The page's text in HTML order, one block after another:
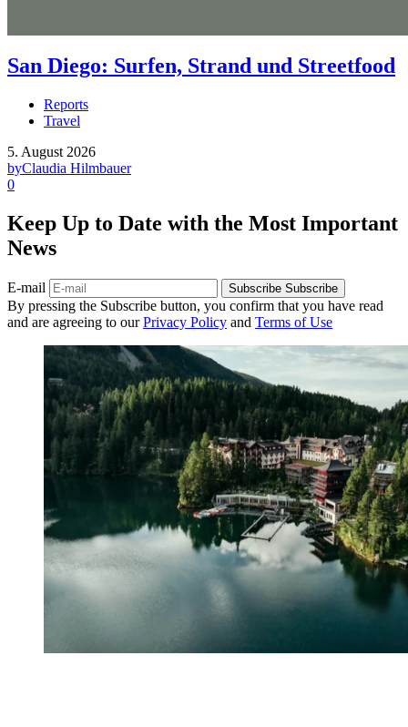
San Diego: Surfen, Strand und Streetfood
Reports
Travel
5. August 2026
byClaudia Hilmbauer
0
Keep Up to Date with the Most Important
News
E-mail Subscribe Subscribe
By pressing the Subscribe button, you confirm that you have read
and are agreeing to ourPrivacy Policy and Terms of Use